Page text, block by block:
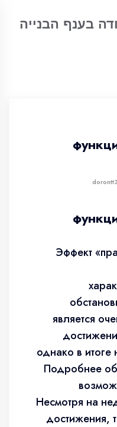
Эффект
является
однако в итоге
Подробнее
Несмотря на
достижения,